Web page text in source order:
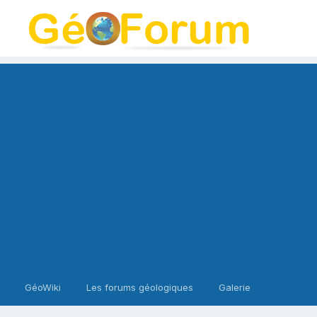
GéoWiki Les forums géologiques Galerie